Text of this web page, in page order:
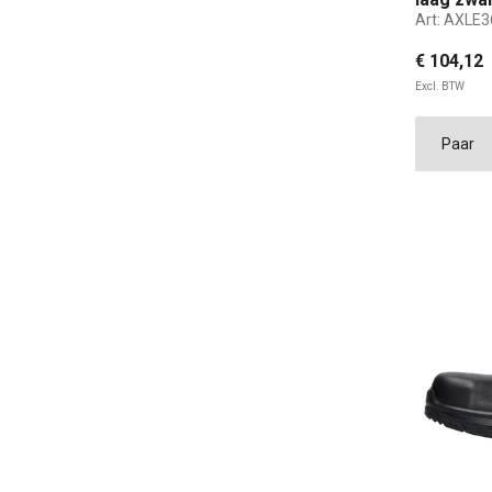
Art:
€ 104,12
Excl. BTW
36